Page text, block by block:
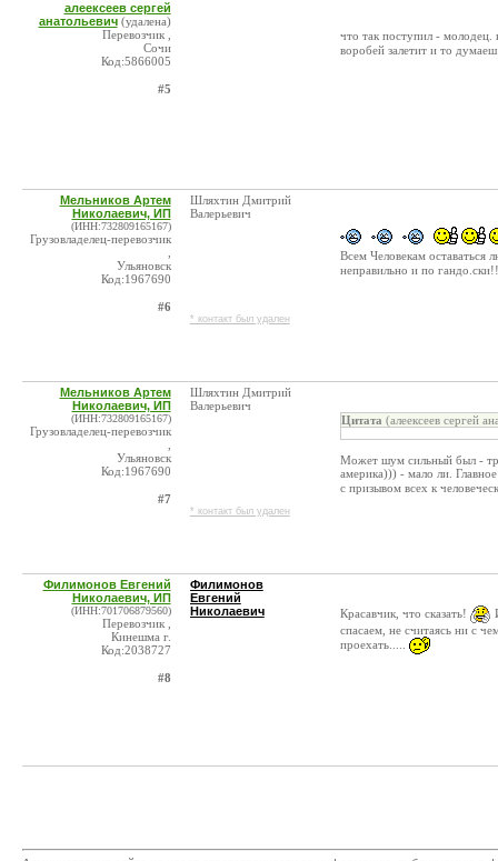
алеексеев сергей
анатольевич (удалена)
Перевозчик ,
Сочи
Код:5866005
#5
что так поступил - молодец.
воробей залетит и то
Мельников Артем
Николаевич, ИП
(ИНН:732809165167)
Грузовладелец-перевозчик
Ульяновск
Код:1967690
#6
Шляхтин Дмитрий
Валерьевич
* контакт был удален
Всем Человекам оставаться
неправильно и по
Мельников Артем
Николаевич, ИП
(ИНН:732809165167)
Грузовладелец-перевозчик
Ульяновск
Код:1967690
#7
Шляхтин Дмитрий
Валерьевич
* контакт был удален
Цитата (алеексеев сергей
Может шум сильный был -
америка))) - мало ли.
с призывом всех к
Филимонов Евгений
Николаевич, ИП
(ИНН:701706879560)
Перевозчик ,
Кинешма г.
Код:2038727
#8
Филимонов
Евгений
Николаевич
Красавчик, что сказать!
спасаем, не считаясь ни с
проехать.....